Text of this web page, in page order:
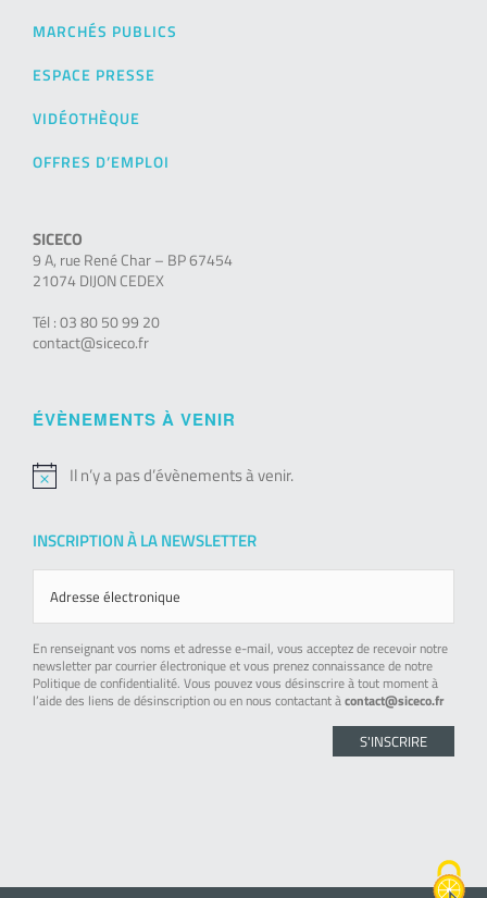
MARCHÉS PUBLICS
ESPACE PRESSE
VIDÉOTHÈQUE
OFFRES D’EMPLOI
SICECO
9 A, rue René Char – BP 67454
21074 DIJON CEDEX
Tél : 03 80 50 99 20
contact@siceco.fr
ÉVÈNEMENTS À VENIR
Notice
Il n’y a pas d’évènements à venir.
INSCRIPTION À LA NEWSLETTER
En renseignant vos noms et adresse e-mail, vous acceptez de recevoir notre
newsletter par courrier électronique et vous prenez connaissance de notre
Politique de confidentialité. Vous pouvez vous désinscrire à tout moment à
l’aide des liens de désinscription ou en nous contactant àcontact@siceco.fr